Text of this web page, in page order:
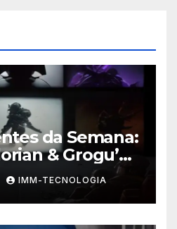
da Semana:
& Grogu’
Outros
Imperdíveis!
IMM-TECNOLOGIA